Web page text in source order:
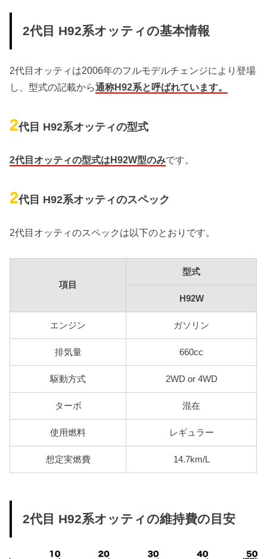
2代目 H92系オッティの基本情報
2代目オッティは2006年のフルモデルチェンジにより登場
し、型式の記載から通称H92系と呼ばれています。
2代目 H92系オッティの型式
2代目オッティの型式はH92W型のみです。
2代目 H92系オッティのスペック
2代目オッティのスペックは以下のとおりです。
項目
型式
H92W
エンジン ガソリン
排気量 660cc
駆動方式 2WD or 4WD
ターボ 混在
使用燃料 レギュラー
想定実燃費 14.7km/L
2代目 H92系オッティの維持費の目安